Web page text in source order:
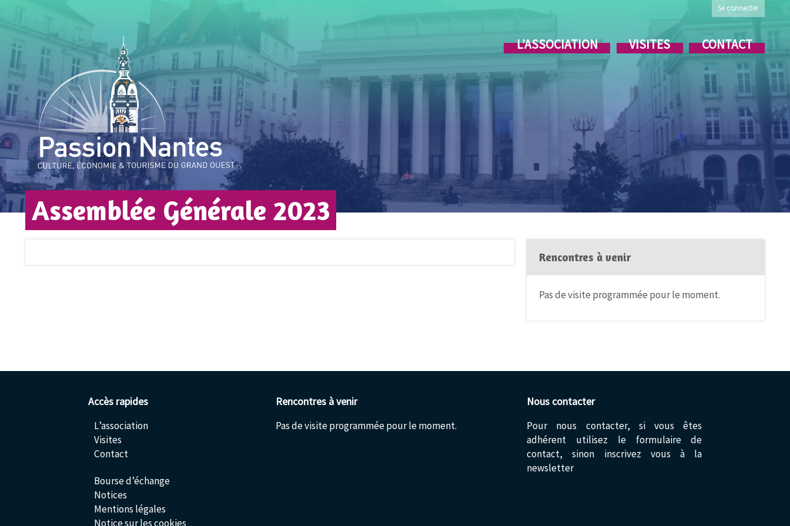
Se connecter
L’ASSOCIATION VISITES CONTACT
Assemblée Générale 2023
Rencontres à venir
Pas de visite programmée pour le moment.
Accès rapides
L’association
Visites
Contact
Bourse d’échange
Notices
Mentions légales
Notice sur les cookies
Rencontres à venir
Pas de visite programmée pour le moment.
Nous contacter
Pour nous contacter, si vous êtes
adhérent utilisez le formulaire de
contact, sinon inscrivez vous à la
newsletter